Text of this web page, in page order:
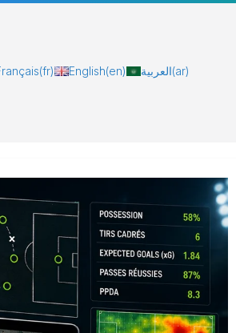
(fr) English(en) العربية(ar)